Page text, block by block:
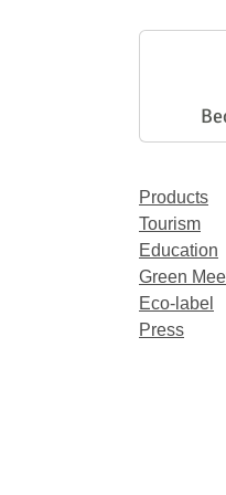
Products
Tourism
Education
Green
Eco-label
Press